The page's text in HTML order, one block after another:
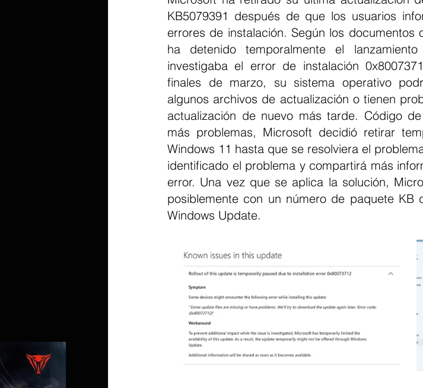
KB5079391 después de que los usuarios
errores de instalación. Según los
ha detenido temporalmente el
investigaba el error de instalación
finales de marzo, su sistema operativo
algunos archivos de actualización o tienen
actualización de nuevo más tarde. Código
más problemas, Microsoft decidió retirar
Windows 11 hasta que se resolviera el
identificado el problema y compartirá más
error. Una vez que se aplica la solución,
posiblemente con un número de paquete
Windows Update.